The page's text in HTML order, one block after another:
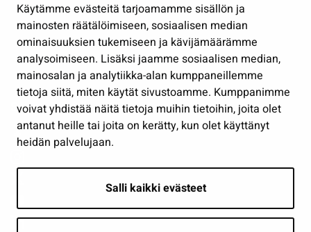
Käytämme evästeitä tarjoamamme sisällön ja
mainosten räätälöimiseen, sosiaalisen median
ominaisuuksien tukemiseen ja kävijämäärämme
analysoimiseen. Lisäksi jaamme sosiaalisen median,
mainosalan ja analytiikka-alan kumppaneillemme
tietoja siitä, miten käytät sivustoamme. Kumppanimme
voivat yhdistää näitä tietoja muihin tietoihin, joita olet
antanut heille tai joita on kerätty, kun olet käyttänyt
heidän palvelujaan.
Salli kaikki evästeet
Työ ja yrittäminen
Osallistu ja asioi
Näytä omat evästeasetukseni
Seuraa meitä